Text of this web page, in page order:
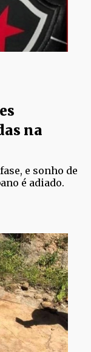
na
e sonho de
é adiado.